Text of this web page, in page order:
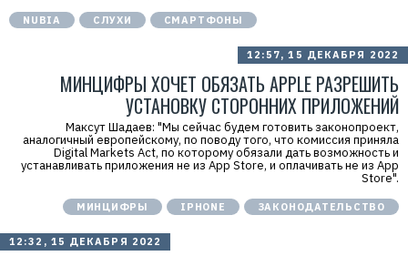
NUBIA СЛУХИ СМАРТФОНЫ
12:57, 15 ДЕКАБРЯ 2022
МИНЦИФРЫ ХОЧЕТ ОБЯЗАТЬ APPLE РАЗРЕШИТЬ
УСТАНОВКУ СТОРОННИХ ПРИЛОЖЕНИЙ
Максут Шадаев: "Мы сейчас будем готовить законопроект,
аналогичный европейскому, по поводу того, что комиссия приняла
Digital Markets Act, по которому обязали дать возможность и
устанавливать приложения не из App Store, и оплачивать не из App
Store".
МИНЦИФРЫ IPHONE ЗАКОНОДАТЕЛЬСТВО
12:32, 15 ДЕКАБРЯ 2022